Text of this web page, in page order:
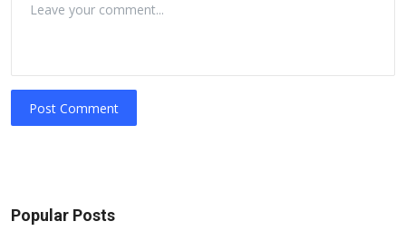
Post Comment
Popular Posts